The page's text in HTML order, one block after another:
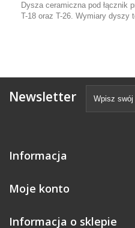
Dysza ceramiczna pod łącznik
T-18 oraz T-26. Wymiary dyszy
Newsletter
Informacja
Moje konto
Informacja o sklepie